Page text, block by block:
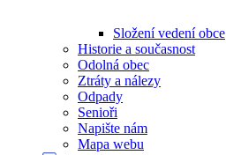
Složení vedení obce
Historie a současnost
Odolná obec
Ztráty a nálezy
Odpady
Senioři
Napište nám
Mapa webu